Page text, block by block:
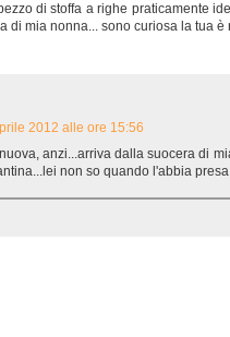
di stoffa a righe praticamente
di mia nonna... sono curiosa la tua è
2012 alle ore 15:56
anzi...arriva dalla suocera di
non so quando l'abbia